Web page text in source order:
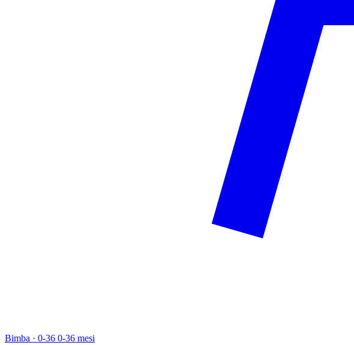
Bimba · 0-36 0-36 mesi